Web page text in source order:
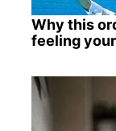
Why this
feeling